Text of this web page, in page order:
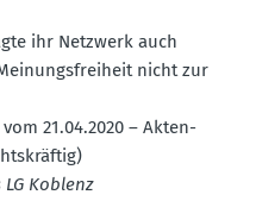
ihr Netzwerk auch
nicht zur
21.04.2020 – Akten­
Koblenz